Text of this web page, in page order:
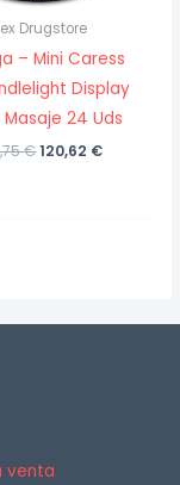
Drugstore
– Mini Caress
Display
Masaje 24 Uds
€El
120,62 €El
venta